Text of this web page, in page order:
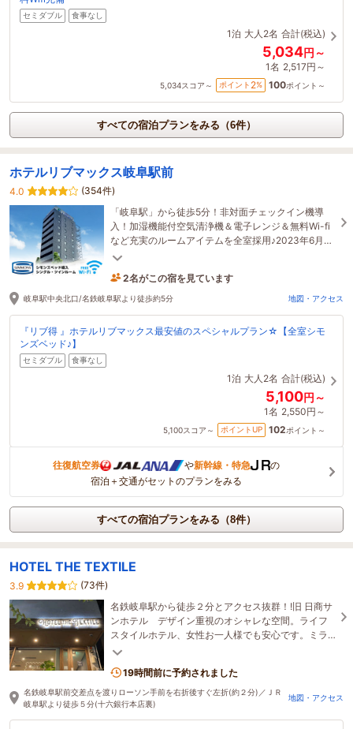
セミダブル 食事なし
1泊 大人2名 合計(税込)
5,034円～
1名 2,517円～
5,034スコア～ ポイント 2% 100ポイント～
すべての宿泊プランをみる（6件）
ホテルリブマックス岐阜駅前
4.0
(354件)
「岐阜駅」から徒歩5分！非対面チェックイン機導
入！加湿機能付空気清浄機＆電子レンジ＆無料Wi-fi
など充実のルームアイテムを全室採用♪2023年6月よ
り連泊清掃再開致しました。
2名がこの宿を見ています
5時間前に予約されました
岐阜駅中央北口/名鉄岐阜駅より徒歩約5分 地図・アクセス
『リブ得 』ホテルリブマックス最安値のスペシャルプラン☆【全室シモ
ンズベッド♪】
セミダブル 食事なし
1泊 大人2名 合計(税込)
5,100円～
1名 2,550円～
5,100スコア～ ポイントUP 102ポイント～
往復航空券 や新幹線・特急
の
宿泊＋交通がセットのプランをみる
すべての宿泊プランをみる（8件）
HOTEL THE TEXTILE
3.9
(73件)
名鉄岐阜駅から徒歩２分とアクセス抜群！!旧 日商サ
ンホテル デザイン重視のオシャレな空間。ライフ
スタイルホテル、女性お一人様でも安心です。ミラ
ブルシャワー室あり♪全室スマートTV導入♪
19時間前に予約されました
名鉄岐阜駅前交差点を渡りローソン手前を右折後すぐ左折(約２分)／ＪＲ
岐阜駅より徒歩５分(十六銀行本店裏)
地図・アクセス